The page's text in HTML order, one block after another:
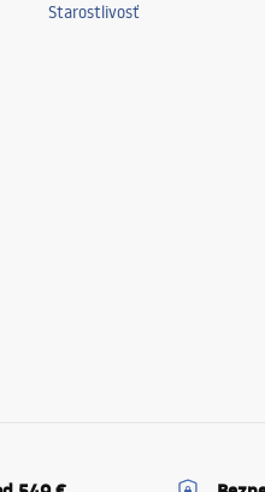
Starostlivosť